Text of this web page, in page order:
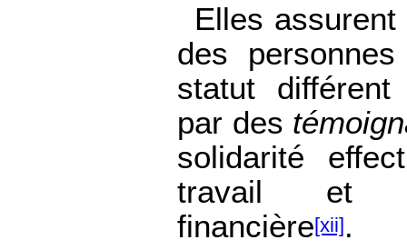
Elles
des
statut
par des
solidarité
travail et
financière[xii].